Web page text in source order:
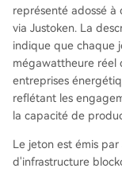
représenté adossé à
via Justoken. La
indique que chaque
mégawattheure réel
entreprises
reflétant les
la capacité de
Le jeton est émis
d'infrastructure